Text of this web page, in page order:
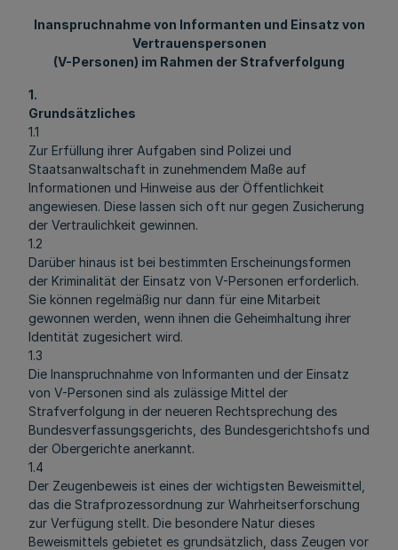
Inanspruchnahme von Informanten und Einsatz von
Vertrauenspersonen
(V-Personen) im Rahmen der Strafverfolgung
1.
Grundsätzliches
1.1
Zur Erfüllung ihrer Aufgaben sind Polizei und
Staatsanwaltschaft in zunehmendem Maße auf
Informationen und Hinweise aus der Öffentlichkeit
angewiesen. Diese lassen sich oft nur gegen Zusicherung
der Vertraulichkeit gewinnen.
1.2
Darüber hinaus ist bei bestimmten Erscheinungsformen
der Kriminalität der Einsatz von V-Personen erforderlich.
Sie können regelmäßig nur dann für eine Mitarbeit
gewonnen werden, wenn ihnen die Geheimhaltung ihrer
Identität zugesichert wird.
1.3
Die Inanspruchnahme von Informanten und der Einsatz
von V-Personen sind als zulässige Mittel der
Strafverfolgung in der neueren Rechtsprechung des
Bundesverfassungsgerichts, des Bundesgerichtshofs und
der Obergerichte anerkannt.
1.4
Der Zeugenbeweis ist eines der wichtigsten Beweismittel,
das die Strafprozessordnung zur Wahrheitserforschung
zur Verfügung stellt. Die besondere Natur dieses
Beweismittels gebietet es grundsätzlich, dass Zeugen vor